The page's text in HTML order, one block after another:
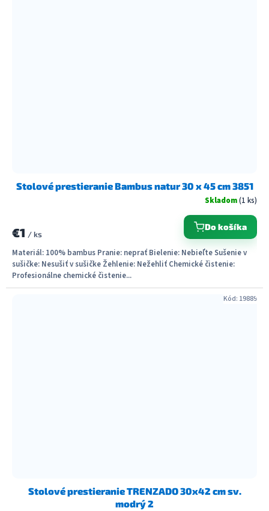
Stolové prestieranie Bambus natur 30 x 45 cm 3851
Skladom(1 ks)
€1 / ks
Do košíka
Materiál: 100% bambus Pranie: neprať Bielenie: Nebieľte Sušenie v
sušičke: Nesušiť v sušičke Žehlenie: Nežehliť Chemické čistenie:
Profesionálne chemické čistenie...
Stolové prestieranie TRENZADO 30x42 cm sv.
modrý 2
Kód: 19889